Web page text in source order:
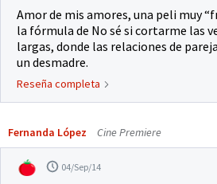
Amor de mis amores, una peli muy
la fórmula de No sé si cortarme las
largas, donde las relaciones de
un desmadre.
Reseña completa
Fernanda López Cine Premiere
04/Sep/14